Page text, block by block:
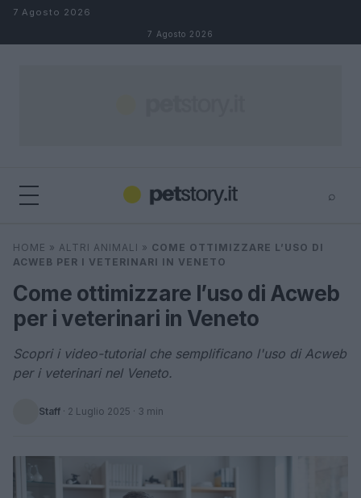
Salta al contenuto
7 Agosto 2026
7 Agosto 2026
⌕
Cerca ⌕
HOME » ALTRI ANIMALI » COME OTTIMIZZARE L’USO DI
ACWEB PER I VETERINARI IN VENETO
Come ottimizzare l’uso di Acweb
per i veterinari in Veneto
Scopri i video-tutorial che semplificano l'uso di Acweb
per i veterinari nel Veneto.
Staff · 2 Luglio 2025 · 3 min